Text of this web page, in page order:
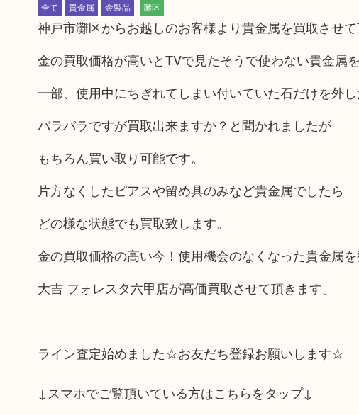
全て
貴金属 金製品 灘区
神戸市灘区からお越しのお客様より貴金属を買取させて
金の買取価格が高いとTVで見たそうで使わない貴金属
一部、使用中にちぎれてしまい付いていた石だけを外
バラバラですが買取出来ますか？と聞かれましたが
もちろん買い取り可能です。
片方なくしたピアスや留め具のみなど貴金属でしたら
どの様な状態でも買取致します。
金の買取価格の高い今！使用機会のなくなった貴金属
大吉 フォレスタ六甲店が高価買取させて頂きます。
ライン査定始めました☆お友だち登録お願いします☆
↓スマホでご覧頂いている方はこちらをタップ↓